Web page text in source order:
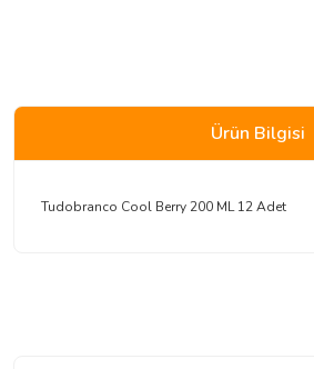
Ürün Bilgisi
Tudobranco Cool Berry 200 ML 12 Adet